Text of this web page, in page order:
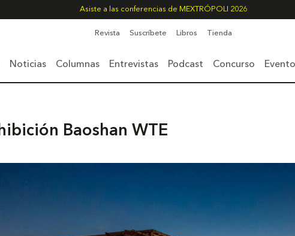
Asiste a las conferencias de MEXTRÓPOLI 2026
Revista Suscríbete Libros Tienda
Noticias Columnas Entrevistas Podcast Concurso
Baoshan WTE